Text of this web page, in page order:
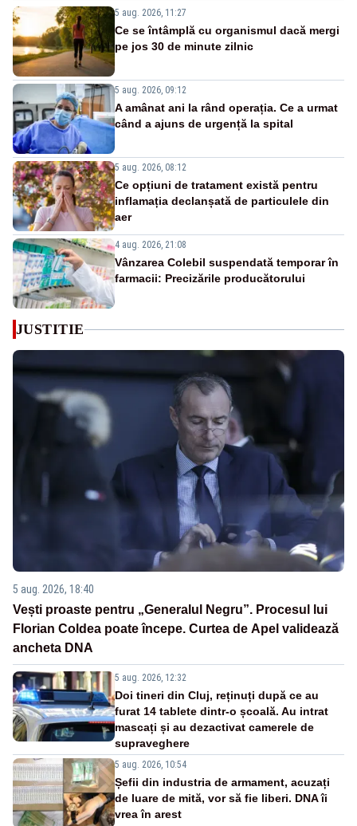
5 aug. 2026, 11:27
Ce se întâmplă cu organismul dacă mergi
pe jos 30 de minute zilnic
5 aug. 2026, 09:12
A amânat ani la rând operația. Ce a urmat
când a ajuns de urgență la spital
5 aug. 2026, 08:12
Ce opțiuni de tratament există pentru
inflamația declanșată de particulele din
aer
4 aug. 2026, 21:08
Vânzarea Colebil suspendată temporar în
farmacii: Precizările producătorului
JUSTITIE
5 aug. 2026, 18:40
Vești proaste pentru „Generalul Negru”. Procesul lui
Florian Coldea poate începe. Curtea de Apel validează
ancheta DNA
5 aug. 2026, 12:32
Doi tineri din Cluj, reținuți după ce au
furat 14 tablete dintr-o școală. Au intrat
mascați și au dezactivat camerele de
supraveghere
5 aug. 2026, 10:54
Șefii din industria de armament, acuzați
de luare de mită, vor să fie liberi. DNA îi
vrea în arest